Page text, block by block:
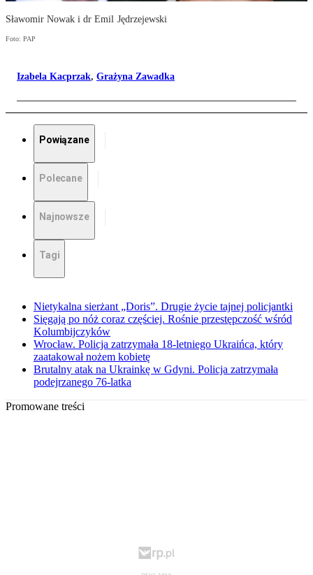
Sławomir Nowak i dr Emil Jędrzejewski
Foto: PAP
Izabela Kacprzak, Grażyna Zawadka
Powiązane
Polecane
Najnowsze
Tagi
Nietykalna sierżant „Doris”. Drugie życie tajnej policjantki
Sięgają po nóż coraz częściej. Rośnie przestępczość wśród
Kolumbijczyków
Wrocław. Policja zatrzymała 18-letniego Ukraińca, który
zaatakował nożem kobietę
Brutalny atak na Ukrainkę w Gdyni. Policja zatrzymała
podejrzanego 76-latka
Promowane treści